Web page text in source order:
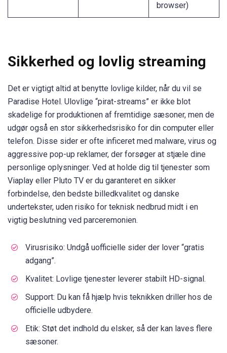
browser)
Sikkerhed og lovlig streaming
Det er vigtigt altid at benytte lovlige kilder, når du vil se
Paradise Hotel. Ulovlige “pirat-streams” er ikke blot
skadelige for produktionen af fremtidige sæsoner, men de
udgør også en stor sikkerhedsrisiko for din computer eller
telefon. Disse sider er ofte inficeret med malware, virus og
aggressive pop-up reklamer, der forsøger at stjæle dine
personlige oplysninger. Ved at holde dig til tjenester som
Viaplay eller Pluto TV er du garanteret en sikker
forbindelse, den bedste billedkvalitet og danske
undertekster, uden risiko for teknisk nedbrud midt i en
vigtig beslutning ved parceremonien.
Virusrisiko: Undgå uofficielle sider der lover “gratis
adgang”.
Kvalitet: Lovlige tjenester leverer stabilt HD-signal.
Support: Du kan få hjælp hvis teknikken driller hos de
officielle udbydere.
Etik: Støt det indhold du elsker, så der kan laves flere
sæsoner.